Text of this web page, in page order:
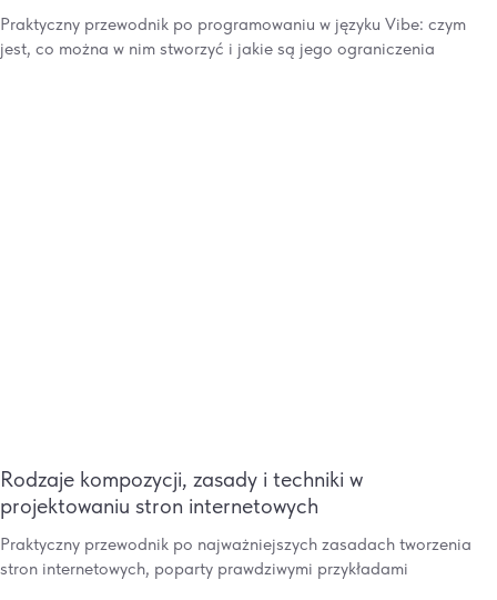
Praktyczny przewodnik po programowaniu w języku Vibe: czym
jest, co można w nim stworzyć i jakie są jego ograniczenia
Rodzaje kompozycji, zasady i techniki w
projektowaniu stron internetowych
Praktyczny przewodnik po najważniejszych zasadach tworzenia
stron internetowych, poparty prawdziwymi przykładami